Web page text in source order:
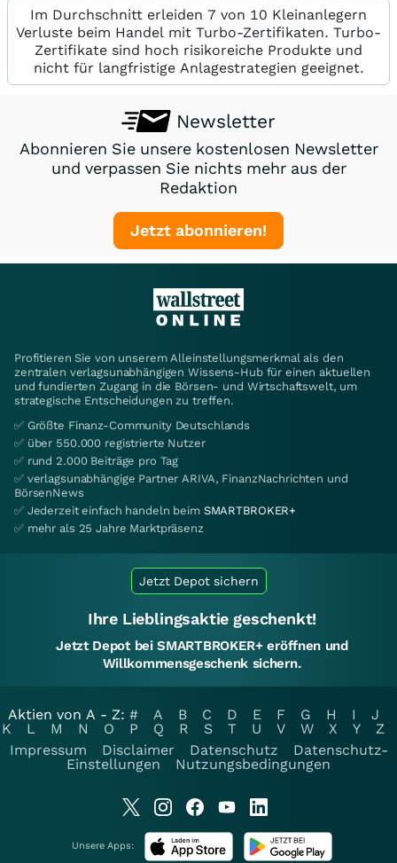
Im Durchschnitt erleiden 7 von 10 Kleinanlegern
Verluste beim Handel mit Turbo-Zertifikaten. Turbo-
Zertifikate sind hoch risikoreiche Produkte und
nicht für langfristige Anlagestrategien geeignet.
Newsletter
Abonnieren Sie unsere kostenlosen Newsletter
und verpassen Sie nichts mehr aus der
Redaktion
Jetzt abonnieren!
Profitieren Sie von unserem Alleinstellungsmerkmal als den
zentralen verlagsunabhängigen Wissens-Hub für einen aktuellen
und fundierten Zugang in die Börsen- und Wirtschaftswelt, um
strategische Entscheidungen zu treffen.
✅ Größte Finanz-Community Deutschlands
✅ über 550.000 registrierte Nutzer
✅ rund 2.000 Beiträge pro Tag
✅ verlagsunabhängige Partner ARIVA, FinanzNachrichten und
BörsenNews
✅ Jederzeit einfach handeln beim SMARTBROKER+
✅ mehr als 25 Jahre Marktpräsenz
Jetzt Depot sichern
Ihre Lieblingsaktie geschenkt!
Jetzt Depot bei SMARTBROKER+ eröffnen und
Willkommensgeschenk sichern.
Aktien von A - Z: # A B C D E F G H I
J
K
L M N O P Q R S T U V W X Y
Z
Impressum
Disclaimer Datenschutz
Datenschutz-
Einstellungen
Nutzungsbedingungen
Unsere Apps: